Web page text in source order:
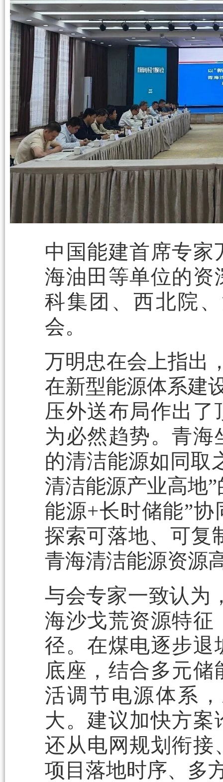
中国能建首席专
海油田等单位的资
科集团、西北院
会。
万明忠在会上指出
在新型能源体系建
压外送布局作出
为必然趋势。青
的清洁能源如同取
清洁能源产业高地
能源+长时储能”
探索可落地、可复
青海清洁能源资源
与会专家一致认为
海沙戈荒资源特征
径。在煤电逐步退
底座，结合多元
活调节电源体系
大。建议加快方
还从电网规划衔接
项目落地时序、多